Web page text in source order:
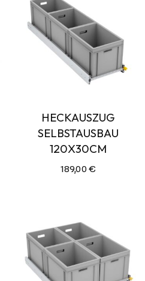
HECKAUSZUG
SELBSTAUSBAU
120X30CM
189,00 €